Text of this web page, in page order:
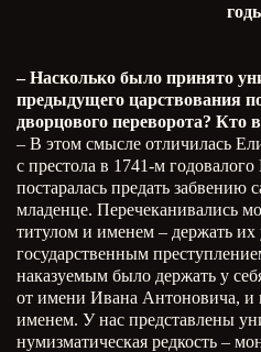
– Насколько было принято
предыдущего царствования
дворцового переворота? Кто
– В этом смысле отличилась
с престола в 1741-м
постаралась предать забвению
младенце. Перечеканивались
титулом и именем – держать их
государственным
наказуемым было держать у
от имени Ивана Антоновича, и
именем. У нас представлены
нумизматическая редкость –